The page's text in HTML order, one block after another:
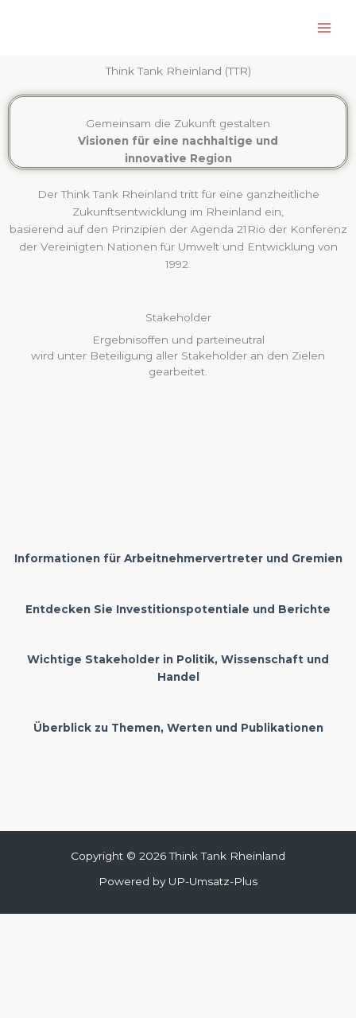
Think Tank Rheinland (TTR)
Gemeinsam die Zukunft gestalten
Visionen für eine nachhaltige und
innovative Region
Der Think Tank Rheinland tritt für eine ganzheitliche
Zukunftsentwicklung im Rheinland ein,
basierend auf den Prinzipien der Agenda 21Rio der Konferenz
der Vereinigten Nationen für Umwelt und Entwicklung von
1992.​
Stakeholder
Ergebnisoffen und parteineutral
wird unter Beteiligung aller Stakeholder an den Zielen
gearbeitet.
Informationen für Arbeitnehmervertreter und Gremien
Entdecken Sie Investitionspotentiale und Berichte
Wichtige Stakeholder in Politik, Wissenschaft und
Handel
Überblick zu Themen, Werten und Publikationen
Copyright © 2026 Think Tank Rheinland
Powered by UP-Umsatz-Plus